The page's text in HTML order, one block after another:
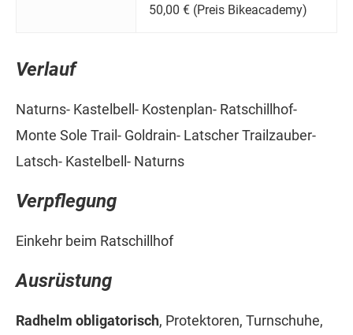
50,00 € (Preis Bikeacademy)
Verlauf
Naturns- Kastelbell- Kostenplan- Ratschillhof-
Monte Sole Trail- Goldrain- Latscher Trailzauber-
Latsch- Kastelbell- Naturns
Verpflegung
Einkehr beim Ratschillhof
Ausrüstung
Radhelm obligatorisch, Protektoren, Turnschuhe,